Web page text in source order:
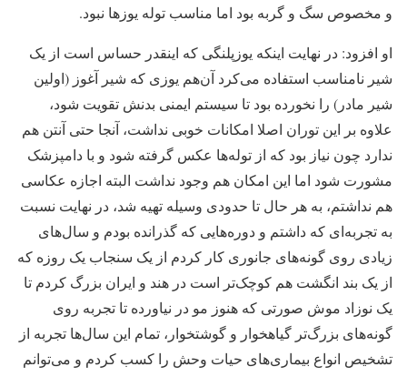
و مخصوص سگ و گربه بود اما مناسب توله یوزها نبود.
او افزود: در نهایت اینکه یوزپلنگی که اینقدر حساس است از یک
شیر نامناسب استفاده می‌کرد آن‌هم یوزی که شیر آغوز (اولین
شیر مادر) را نخورده بود تا سیستم ایمنی بدنش تقویت شود،
علاوه بر این توران اصلا امکانات خوبی نداشت، آنجا حتی آنتن هم
ندارد چون نیاز بود که از توله‌ها عکس گرفته شود و با دامپزشک
مشورت شود اما این امکان هم وجود نداشت البته اجازه عکاسی
هم نداشتم، به هر حال تا حدودی وسیله تهیه شد، در نهایت نسبت
به تجربه‌ای که داشتم و دوره‌هایی که گذرانده بودم و سال‌های
زیادی روی گونه‌های جانوری کار کردم از یک سنجاب یک روزه که
از یک بند انگشت هم کوچک‌تر است در هند و ایران بزرگ کردم تا
یک نوزاد موش صورتی که هنوز مو در نیاورده تا تجربه روی
گونه‌های بزرگ‌تر گیاهخوار و گوشتخوار، تمام این سال‌ها تجربه از
تشخیص انواع بیماری‌های حیات وحش را کسب کردم و می‌توانم